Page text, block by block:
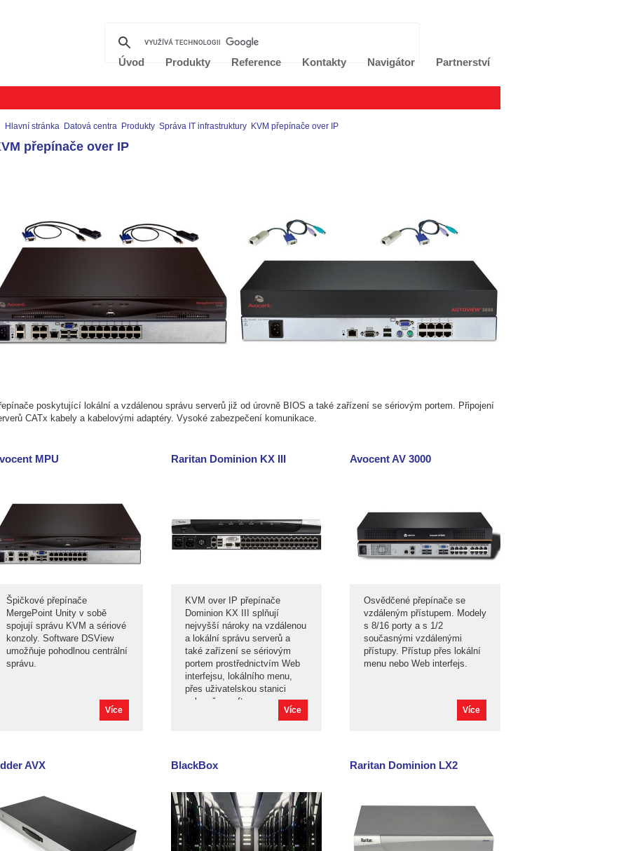
Úvod Produkty Reference Kontakty Navigátor Partnerství
Hlavní stránka Datová centra Produkty Správa IT infrastruktury KVM přepínače over IP
přepínače over IP
poskytující lokální a vzdálenou správu serverů již od úrovně BIOS a také zařízení se sériovým portem. Připojení
CATx kabely a kabelovými adaptéry. Vysoké zabezpečení komunikace.
MPU
Špičkové přepínače
MergePoint Unity v sobě
spojují správu KVM a sériové
konzoly. Software DSView
umožňuje pohodlnou centrální
správu.
Více
Raritan Dominion KX III
KVM over IP přepínače
Dominion KX III splňují
nejvyšší nároky na vzdálenou
a lokální správu serverů a
také zařízení se sériovým
portem prostřednictvím Web
interfejsu, lokálního menu,
přes uživatelskou stanici
nebo přes software
CommandCenter. Podporují
přepínačů jsou škálovány pro
s vysokou hustotou instalace
i pro instalaci na vzdálených
pobočkách s několika nebo
dokonce s jedním serverem.
Více
Avocent AV 3000
Osvědčené přepínače se
vzdáleným přístupem. Modely
s 8/16 porty a s 1/2
současnými vzdálenými
přístupy. Přístup přes lokální
menu nebo Web interfejs.
Více
AVX BlackBox Raritan Dominion LX2